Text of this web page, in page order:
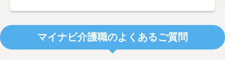
マイナビ介護職のよくあるご質問